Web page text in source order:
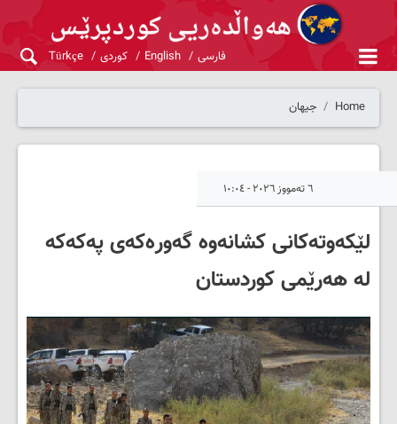
فارسی English کوردی Türkçe
Home جیهان
٦ تەمووز ٢٠٢٦ - ١٠:٠٤
لێکەوتەکانی کشانەوە گەورەکەی پەکەکە
لە هەرێمی کوردستان